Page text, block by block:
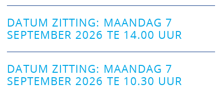
DATUM ZITTING: MAANDAG 7
SEPTEMBER 2026 TE 14.00 UUR
DATUM ZITTING: MAANDAG 7
SEPTEMBER 2026 TE 10.30 UUR